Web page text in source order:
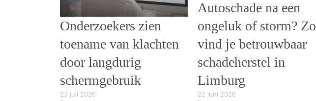
Onderzoekers zien
toename van klachten
door langdurig
schermgebruik
23 juli 2026
Autoschade na een
ongeluk of storm? Zo
vind je betrouwbaar
schadeherstel in
Limburg
22 juni 2026